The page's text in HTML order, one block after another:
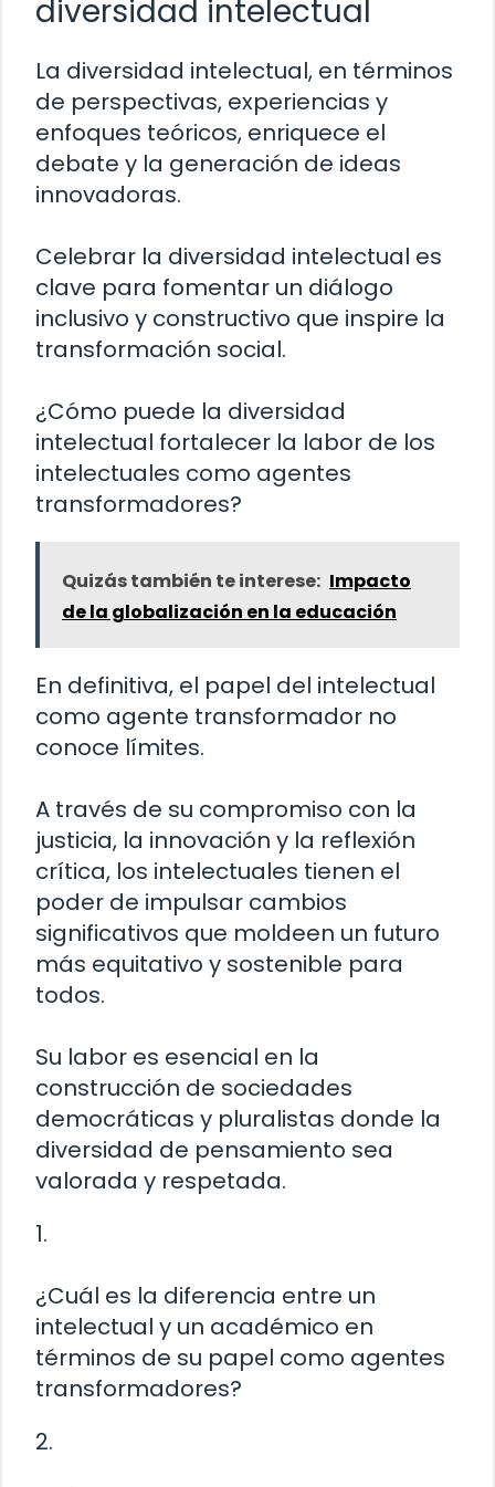
diversidad intelectual
La diversidad intelectual, en términos
de perspectivas, experiencias y
enfoques teóricos, enriquece el
debate y la generación de ideas
innovadoras.
Celebrar la diversidad intelectual es
clave para fomentar un diálogo
inclusivo y constructivo que inspire la
transformación social.
¿Cómo puede la diversidad
intelectual fortalecer la labor de los
intelectuales como agentes
transformadores?
Quizás también te interese: Impacto
de la globalización en la educación
En definitiva, el papel del intelectual
como agente transformador no
conoce límites.
A través de su compromiso con la
justicia, la innovación y la reflexión
crítica, los intelectuales tienen el
poder de impulsar cambios
significativos que moldeen un futuro
más equitativo y sostenible para
todos.
Su labor es esencial en la
construcción de sociedades
democráticas y pluralistas donde la
diversidad de pensamiento sea
valorada y respetada.
1.
¿Cuál es la diferencia entre un
intelectual y un académico en
términos de su papel como agentes
transformadores?
2.